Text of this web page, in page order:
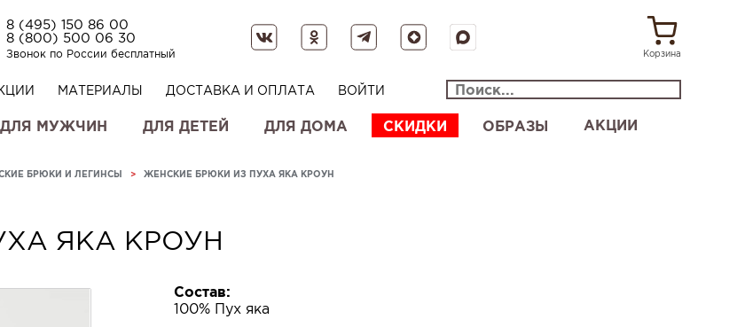
8 (495) 150 86 00
8 (800) 500 06 30
Звонок по России бесплатный Корзина
МАТЕРИАЛЫ ДОСТАВКА И ОПЛАТА ВОЙТИ
ДЛЯ МУЖЧИН ДЛЯ ДЕТЕЙ ДЛЯ ДОМА СКИДКИ ОБРАЗЫ АКЦИИ
БРЮКИ И ЛЕГИНСЫ > ЖЕНСКИЕ БРЮКИ ИЗ ПУХА ЯКА КРОУН
ЯКА КРОУН
Состав:
100% Пух яка